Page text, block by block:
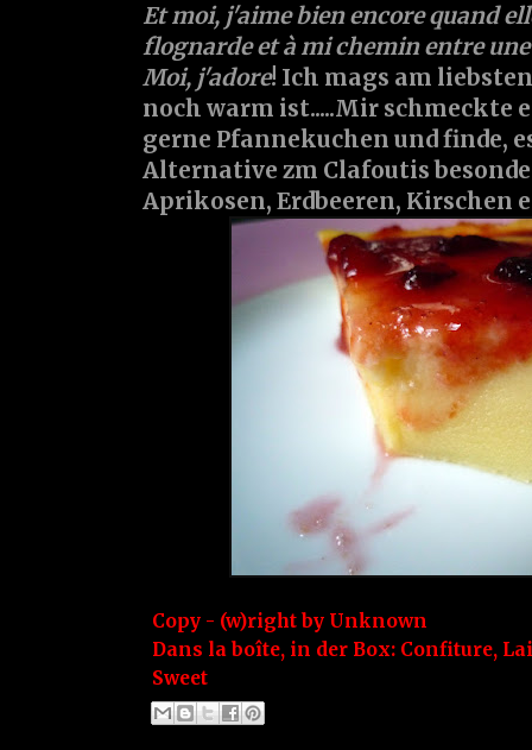
Et moi, j'aime bien encore quand
flognarde et à mi chemin entre
Moi, j'adore! Ich mags am
noch warm ist.....Mir schmeckte
gerne Pfannekuchen und finde,
Alternative zm Clafoutis
Aprikosen, Erdbeeren, Kirschen
Copy - (w)right by Unknown
Dans la boîte, in der Box: Confiture,
Sweet